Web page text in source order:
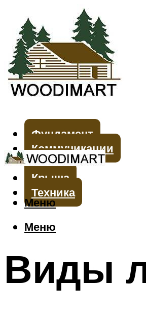
Фундамент
Коммуникации
Стены
Крыша
Техника
Меню
Меню
Виды